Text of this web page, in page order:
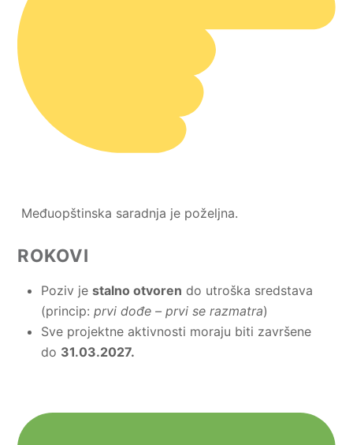
Međuopštinska saradnja je poželjna.
ROKOVI
Poziv jestalno otvoren do utroška sredstava
(princip:prvi dođe – prvi se razmatra)
Sve projektne aktivnosti moraju biti završene
do 31.03.2027.